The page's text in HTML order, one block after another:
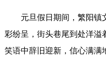
元旦假日期间，繁阳镇
彩纷呈，街头巷尾到处洋溢
笑语中辞旧迎新，信心满满